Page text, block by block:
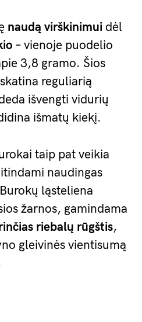
naudą virškinimui dėl
– vienoje puodelio
3,8 gramo. Šios
reguliarią
išvengti vidurių
išmatų kiekį.
taip pat veikia
naudingas
ląsteliena
žarnos, gamindama
riebalų rūgštis,
gleivinės vientisumą